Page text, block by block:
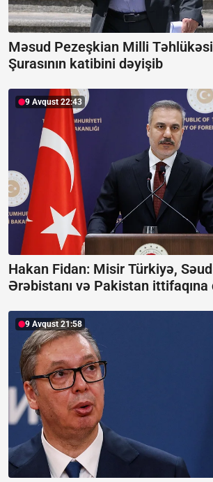
Məsud Pezeşkian Milli
Şurasının katibini dəyişib
9 Avqust 22:43
Hakan Fidan: Misir Türkiyə,
Ərəbistanı və Pakistan
9 Avqust 21:58